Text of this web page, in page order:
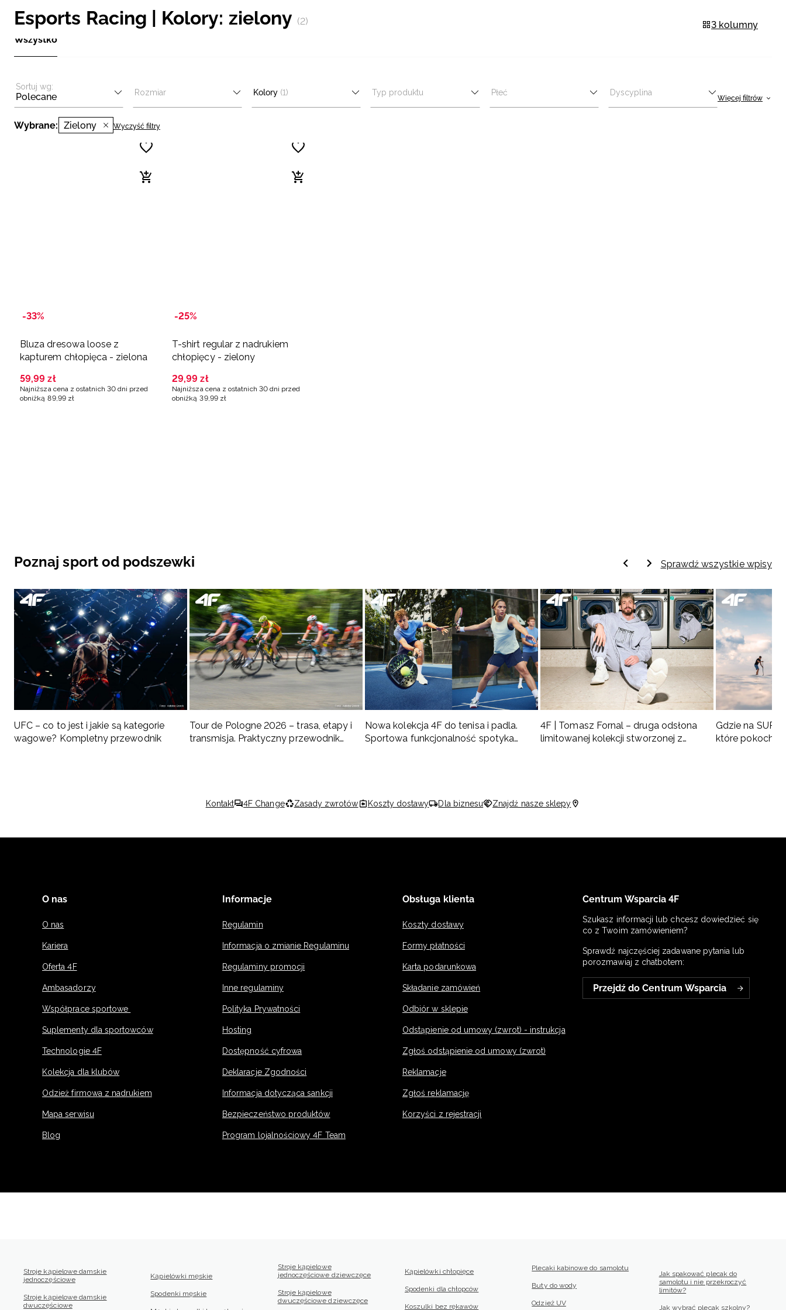
3 kolumny
Esports Racing | Kolory: zielony (2)
Wszystko
Sortuj wg:
Polecane Rozmiar Kolory (1) Typ produktu Płeć Dyscyplina
Więcej filtrów
Wybrane: Zielony Wyczyść filtry
-33%
Bluza dresowa loose z
kapturem chłopięca - zielona
59,99 zł
Najniższa cena z ostatnich 30 dni przed
obniżką 89,99 zł
-25%
T-shirt regular z nadrukiem
chłopięcy - zielony
29,99 zł
Najniższa cena z ostatnich 30 dni przed
obniżką 39,99 zł
Poznaj sport od podszewki Sprawdź wszystkie wpisy
UFC – co to jest i jakie są kategorie
wagowe? Kompletny przewodnik
Tour de Pologne 2026 – trasa, etapy i
transmisja. Praktyczny przewodnik
Nowa kolekcja 4F do tenisa i padla.
Sportowa funkcjonalność spotyka
4F | Tomasz Fornal – druga odsłona
limitowanej kolekcji stworzonej z
Gdzie na SUP
które
Kontakt 4F Change Zasady zwrotów Koszty dostawy Dla biznesu Znajdź nasze sklepy
O nas
O nas
Kariera
Oferta 4F
Ambasadorzy
Współprace sportowe
Suplementy dla sportowców
Technologie 4F
Kolekcja dla klubów
Odzież firmowa z nadrukiem
Mapa serwisu
Blog
Informacje
Regulamin
Informacja o zmianie Regulaminu
Regulaminy promocji
Inne regulaminy
Polityka Prywatności
Hosting
Dostępność cyfrowa
Deklaracje Zgodności
Informacja dotycząca sankcji
Bezpieczeństwo produktów
Program lojalnościowy 4F Team
Obsługa klienta
Koszty dostawy
Formy płatności
Karta podarunkowa
Składanie zamówień
Odbiór w sklepie
Odstąpienie od umowy (zwrot) - instrukcja
Zgłoś odstąpienie od umowy (zwrot)
Reklamacje
Zgłoś reklamację
Korzyści z rejestracji
Centrum Wsparcia 4F
Szukasz informacji lub chcesz dowiedzieć się
co z Twoim zamówieniem?
Sprawdź najczęściej zadawane pytania lub
porozmawiaj z chatbotem:
Przejdź do Centrum Wsparcia
Stroje kąpielowe damskie
jednoczęściowe
Stroje kąpielowe damskie
dwuczęściowe
Kąpielówki męskie
Spodenki męskie
Stroje kąpielowe
jednoczęściowe dziewczęce
Stroje kąpielowe
dwuczęściowe dziewczęce
Kąpielówki chłopięce
Spodenki dla chłopców
Koszulki bez rękawów
Plecaki kabinowe do samolotu
Buty do wody
Odzież UV
Jak spakować plecak do
samolotu i nie przekroczyć
limitów?
Jak wybrać plecak szkolny?